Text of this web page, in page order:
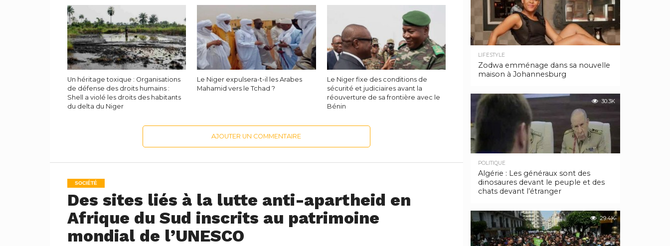
Un héritage toxique : Organisations
de défense des droits humains :
Shell a violé les droits des habitants
du delta du Niger
Le Niger expulsera-t-il les Arabes
Mahamid vers le Tchad ?
Le Niger fixe des conditions de
sécurité et judiciaires avant la
réouverture de sa frontière avec le
Bénin
AJOUTER UN COMMENTAIRE
SOCIÉTÉ
Des sites liés à la lutte anti-apartheid en
Afrique du Sud inscrits au patrimoine
mondial de l’UNESCO
LIFESTYLE
Zodwa emménage dans sa nouvelle
maison à Johannesburg
30.3K
POLITIQUE
Algérie : Les généraux sont des
dinosaures devant le peuple et des
chats devant l’étranger
29.4K